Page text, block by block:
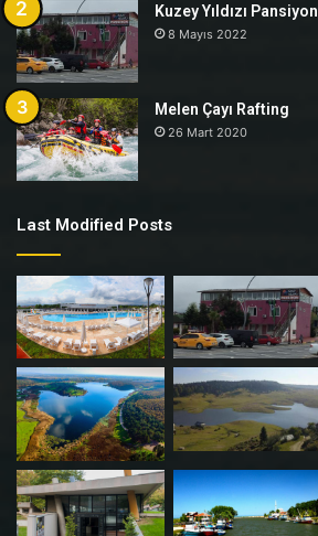
Kuzey Yıldızı Pansiyon
8 Mayıs 2022
Melen Çayı Rafting
26 Mart 2020
Last Modified Posts